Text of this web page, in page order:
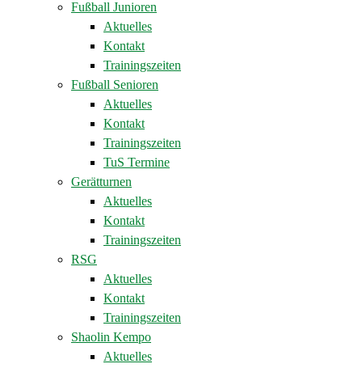
Fußball Junioren
Aktuelles
Kontakt
Trainingszeiten
Fußball Senioren
Aktuelles
Kontakt
Trainingszeiten
TuS Termine
Gerätturnen
Aktuelles
Kontakt
Trainingszeiten
RSG
Aktuelles
Kontakt
Trainingszeiten
Shaolin Kempo
Aktuelles